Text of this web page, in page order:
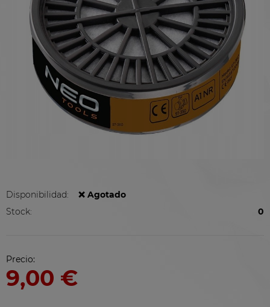
Disponibilidad:
❌ Agotado
Stock:
0
Precio:
9,00 €